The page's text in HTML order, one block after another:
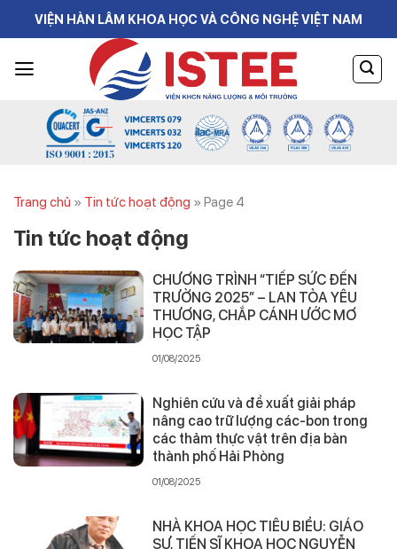
VIỆN HÀN LÂM KHOA HỌC VÀ CÔNG NGHỆ VIỆT NAM
Trang chủ » Tin tức hoạt động » Page 4
Tin tức hoạt động
CHƯƠNG TRÌNH “TIẾP SỨC ĐẾN
TRƯỜNG 2025” – LAN TỎA YÊU
THƯƠNG, CHẮP CÁNH ƯỚC MƠ
HỌC TẬP
01/08/2025
Nghiên cứu và đề xuất giải pháp
nâng cao trữ lượng các-bon trong
các thảm thực vật trên địa bàn
thành phố Hải Phòng
01/08/2025
NHÀ KHOA HỌC TIÊU BIỂU: GIÁO
SƯ, TIẾN SĨ KHOA HỌC NGUYỄN